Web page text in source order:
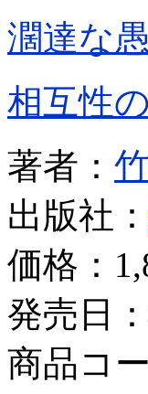
濶達な
相互性
著者：
出版社：
価格：
発売日
商品コ